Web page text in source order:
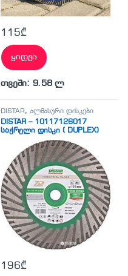
115₾
ყიდვა
თვეში: 9.58 ლ
DISTAR, ალმასური დისკები
DISTAR – 10117126017
საჭრელი დისკი ( DUPLEX)
196₾